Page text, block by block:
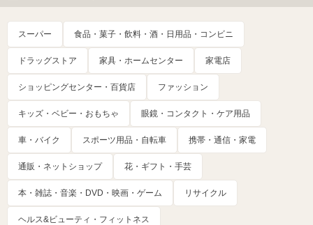
スーパー 食品・菓子・飲料・酒・日用品・コンビニ
ドラッグストア 家具・ホームセンター 家電店
ショッピングセンター・百貨店 ファッション
キッズ・ベビー・おもちゃ 眼鏡・コンタクト・ケア用品
車・バイク スポーツ用品・自転車 携帯・通信・家電
通販・ネットショップ 花・ギフト・手芸
本・雑誌・音楽・DVD・映画・ゲーム リサイクル
ヘルス&ビューティ・フィットネス